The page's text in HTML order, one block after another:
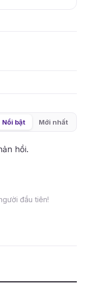
Nổi bật Mới nhất
hồi.
đầu tiên!